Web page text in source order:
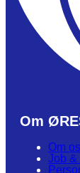
Om
Om os
Job &